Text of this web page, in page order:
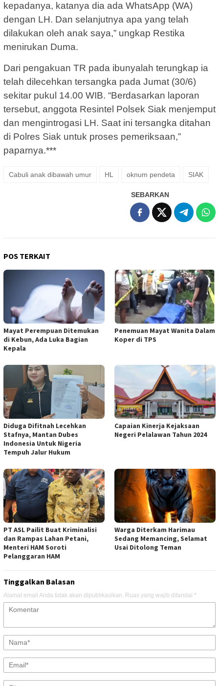
kepadanya, katanya dia ada WhatsApp (WA)
dengan LH. Dan selanjutnya apa yang telah
dilakukan oleh anak saya,” ungkap Restika
menirukan Duma.
Dari pengakuan TR pada ibunyalah terungkap ia
telah dilecehkan tersangka pada Jumat (30/6)
sekitar pukul 14.00 WIB. “Berdasarkan laporan
tersebut, anggota Resintel Polsek Siak menjemput
dan mengintrogasi LH. Saat ini tersangka ditahan
di Polres Siak untuk proses pemeriksaan,”
paparnya.***
Cabuli anak dibawah umur HL oknum pendeta SIAK
SEBARKAN
POS TERKAIT
Mayat Perempuan Ditemukan
di Kebun, Ada Luka Bagian
Kepala
Penemuan Mayat Wanita Dalam
Koper di TPS
Diduga Difitnah Lecehkan
Stafnya, Mantan Dubes
Indonesia Untuk Nigeria
Tempuh Jalur Hukum
Capaian Kinerja Kejaksaan
Negeri Pelalawan Tahun 2024
PT ASL Pailit Buat Kriminalisi
dan Rampas Lahan Petani,
Menteri HAM Soroti
Pelanggaran HAM
Warga Diterkam Harimau
Sedang Memancing, Selamat
Usai Ditolong Teman
Tinggalkan Balasan
Alamat email Anda tidak akan dipublikasikan. Ruas yang wajib ditandai *